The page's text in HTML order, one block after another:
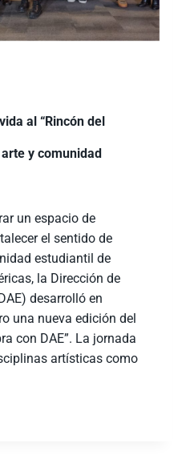
al “Rincón del
y comunidad
un espacio de
el sentido de
estudiantil de
la Dirección de
desarrolló en
una nueva edición del
con DAE”. La jornada
artísticas como